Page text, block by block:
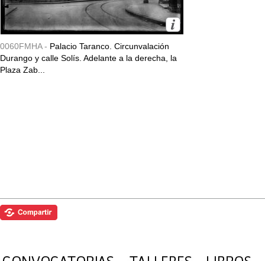
0060FMHA - Palacio Taranco. Circunvalación
Durango y calle Solís. Adelante a la derecha, la
Plaza Zab...